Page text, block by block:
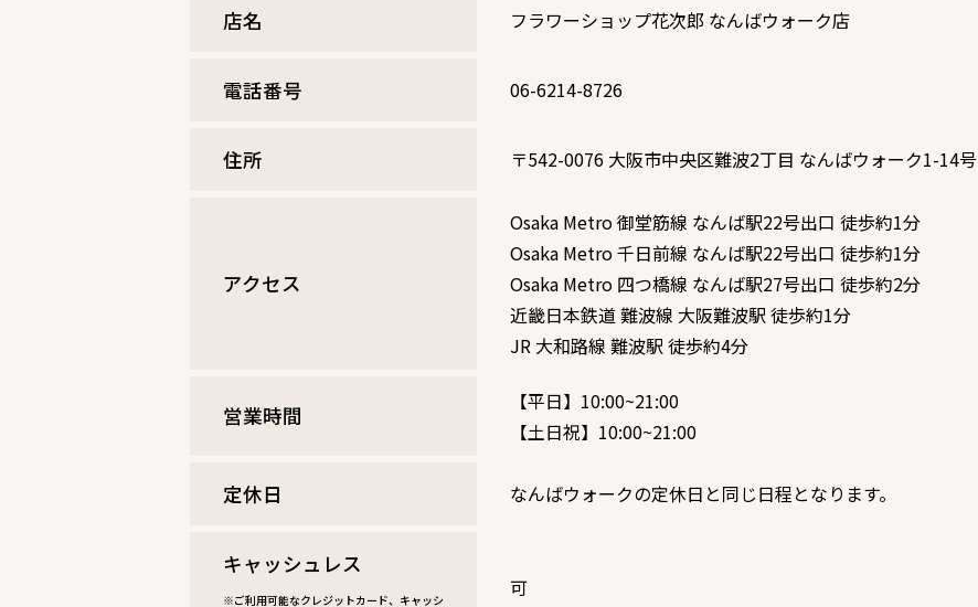
店名 フラワーショップ花次郎 なんばウォーク店
電話番号 06-6214-8726
住所 〒542-0076 大阪市中央区難波2丁目 なんばウォーク1-14号
アクセス
Osaka Metro 御堂筋線 なんば駅22号出口 徒歩約1分
Osaka Metro 千日前線 なんば駅22号出口 徒歩約1分
Osaka Metro 四つ橋線 なんば駅27号出口 徒歩約2分
近畿日本鉄道 難波線 大阪難波駅 徒歩約1分
JR 大和路線 難波駅 徒歩約4分
営業時間
【平日】10:00~21:00
【土日祝】10:00~21:00
定休⽇ なんばウォークの定休日と同じ日程となります。
キャッシュレス
※ご利用可能なクレジットカード、キャッシ
可